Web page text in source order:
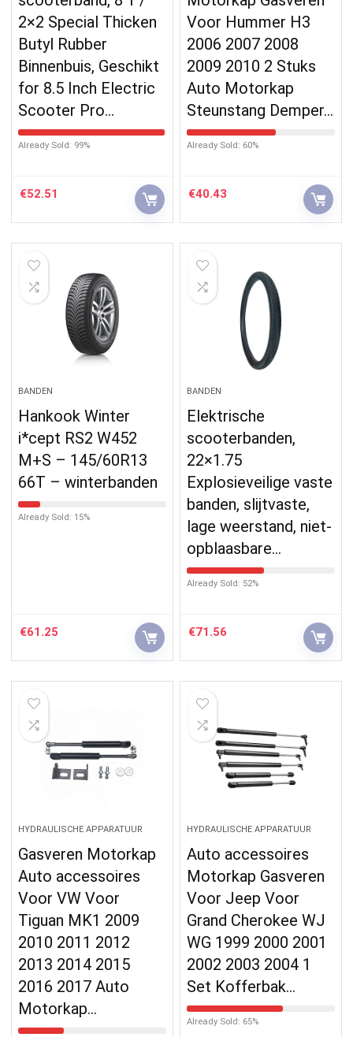
2×2 Special Thicken
Butyl Rubber
Binnenbuis, Geschikt
for 8.5 Inch Electric
Scooter Pro…
Already Sold: 99%
€52.51
Voor Hummer H3
2006 2007 2008
2009 2010 2 Stuks
Auto Motorkap
Steunstang Demper…
Already Sold: 60%
€40.43
BANDEN
Hankook Winter
i*cept RS2 W452
M+S – 145/60R13
66T – winterbanden
Already Sold: 15%
€61.25
BANDEN
Elektrische
scooterbanden,
22×1.75
Explosieveilige vaste
banden, slijtvaste,
lage weerstand, niet-
opblaasbare…
Already Sold: 52%
€71.56
HYDRAULISCHE APPARATUUR
Gasveren Motorkap
Auto accessoires
Voor VW Voor
Tiguan MK1 2009
2010 2011 2012
2013 2014 2015
2016 2017 Auto
Motorkap…
HYDRAULISCHE APPARATUUR
Auto accessoires
Motorkap Gasveren
Voor Jeep Voor
Grand Cherokee WJ
WG 1999 2000 2001
2002 2003 2004 1
Set Kofferbak…
Already Sold: 65%